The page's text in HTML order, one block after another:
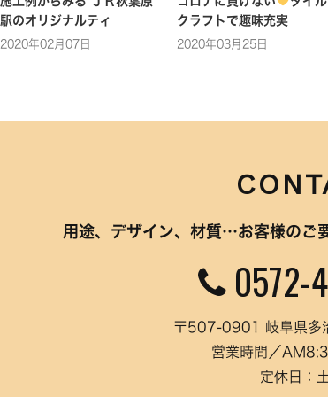
駅のオリジナルティ
2020年02月07日
クラフトで趣味充実
2020年03月25日
用途、デザイン、材質…お客様のご
0572-
〒507-0901 岐阜県多
営業時間／
定休日：